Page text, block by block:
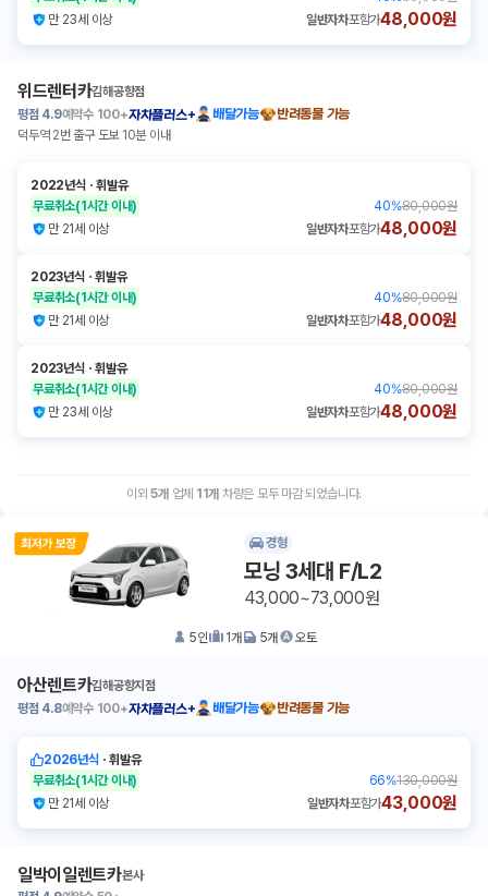
만 23세 이상
일반자차포함가48,000원
위드렌터카김해공항점
평점 4.9예약수 100+자차플러스+ 배달가능
반려동물 가능
덕두역 2번 출구 도보 10분 이내
2022년식 ㆍ휘발유
무료취소(1시간 이내) 40%80,000원
만 21세 이상
일반자차포함가48,000원
2023년식 ㆍ휘발유
무료취소(1시간 이내) 40%80,000원
만 21세 이상
일반자차포함가48,000원
2023년식 ㆍ휘발유
무료취소(1시간 이내) 40%80,000원
만 23세 이상
일반자차포함가48,000원
이외5개 업체 11개 차량은 모두 마감 되었습니다.
경형
모닝 3세대 F/L2
43,000~73,000원
5인 1개 5개 오토
아산렌트카김해공항지점
평점 4.8예약수 100+자차플러스+ 배달가능 반려동물 가능
2026년식 ㆍ휘발유
무료취소(1시간 이내) 66%130,000원
만 21세 이상
일반자차포함가43,000원
일박이일렌트카본사